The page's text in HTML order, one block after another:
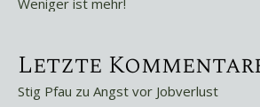
Weniger ist mehr!
Letzte
Stig Pfau zu Angst vor Jobverlust